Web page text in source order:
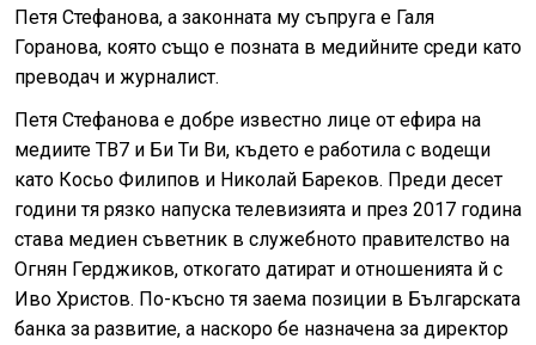
Петя Стефанова, а законната му съпруга е Галя
Горанова, която също е позната в медийните среди като
преводач и журналист.
Петя Стефанова е добре известно лице от ефира на
медиите ТВ7 и Би Ти Ви, където е работила с водещи
като Косьо Филипов и Николай Бареков. Преди десет
години тя рязко напуска телевизията и през 2017 година
става медиен съветник в служебното правителство на
Огнян Герджиков, откогато датират и отношенията й с
Иво Христов. По-късно тя заема позиции в Българската
банка за развитие, а наскоро бе назначена за директор